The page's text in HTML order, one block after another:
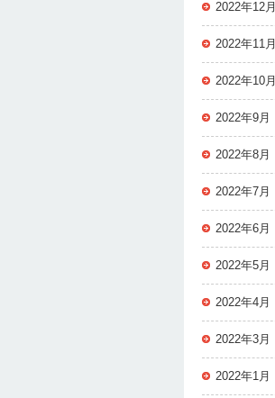
2022年12月
2022年11月
2022年10月
2022年9月
2022年8月
2022年7月
2022年6月
2022年5月
2022年4月
2022年3月
2022年1月